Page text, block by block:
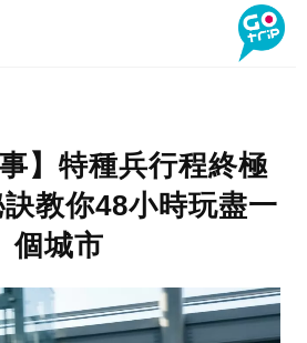
事】特種兵行程終極
教你48小時玩盡一
個城市